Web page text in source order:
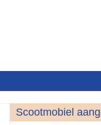
Scootmobiel